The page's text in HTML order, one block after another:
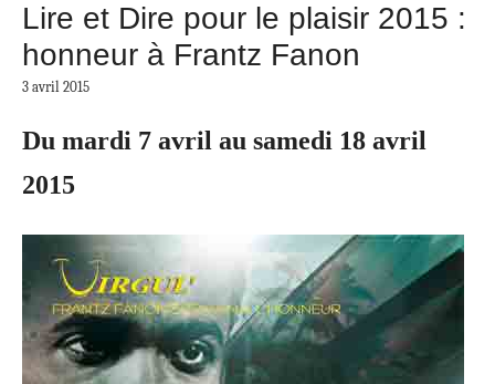
Lire et Dire pour le plaisir 2015 :
honneur à Frantz Fanon
3 avril 2015
Du mardi 7 avril au samedi 18 avril
2015